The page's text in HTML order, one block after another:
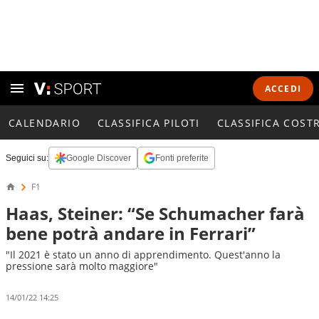
ACCEDI
CALENDARIO CLASSIFICA PILOTI CLASSIFICA
Seguici su: Google Discover Fonti preferite
F1
Haas, Steiner: “Se Schumacher farà
bene potrà andare in Ferrari”
"Il 2021 è stato un anno di apprendimento. Quest'anno la
pressione sarà molto maggiore"
14/01/22 14:25